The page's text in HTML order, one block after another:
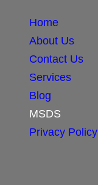
Home
About Us
Contact Us
Services
Blog
MSDS
Privacy Policy